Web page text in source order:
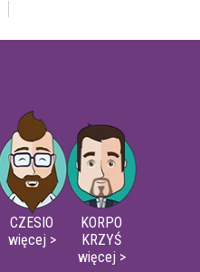
CZESIO
więcej >
KORPO
KRZYŚ
więcej >